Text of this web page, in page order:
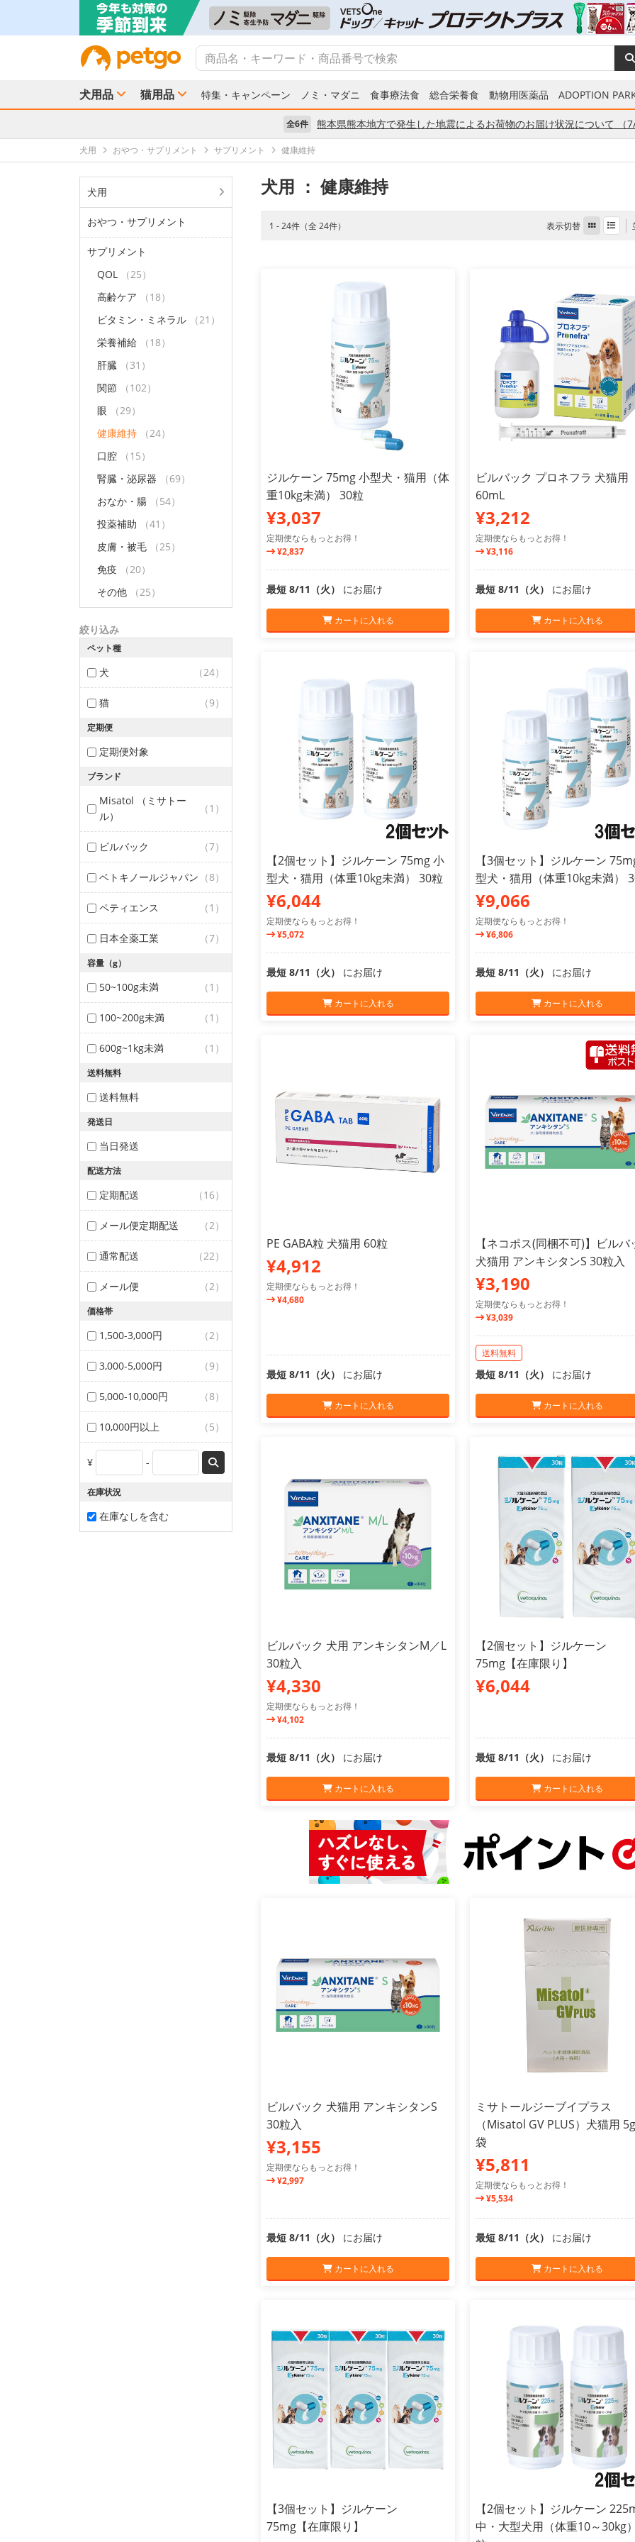
犬用品 猫用品 特集・キャンペーン ノミ・マダニ 食事療法食 総合栄養食 動物用医薬品 ADOPTION
全6件 熊本県熊本地方で発生した地震によるお荷物のお届け状況について （
犬用 おやつ・サプリメント サプリメント 健康維持
犬用
おやつ・サプリメント
サプリメント
QOL
（25）
高齢ケア
（18）
ビタミン・ミネラル
（21）
栄養補給
（18）
肝臓
（31）
関節
（102）
眼
（29）
健康維持
（24）
口腔
（15）
腎臓・泌尿器
（69）
おなか・腸
（54）
投薬補助
（41）
皮膚・被毛
（25）
免疫
（20）
その他
（25）
絞り込み
ペット種
犬 （24）
猫 （9）
定期便
定期便対象
ブランド
Misatol （ミサトー
ル）
（1）
ビルバック （7）
ベトキノールジャパン （8）
ペティエンス （1）
日本全薬工業 （7）
容量（g）
50~100g未満 （1）
100~200g未満 （1）
600g~1kg未満 （1）
送料無料
送料無料
発送日
当日発送
配送方法
定期配送 （16）
メール便定期配送 （2）
通常配送 （22）
メール便 （2）
価格帯
1,500-3,000円 （2）
3,000-5,000円 （9）
5,000-10,000円 （8）
10,000円以上 （5）
¥ -
在庫状況
在庫なしを含む
犬用 ： 健康維持
1 - 24件（全 24件） 表示切替
ジルケーン 75mg 小型犬・猫用（体
重10kg未満） 30粒
¥3,037
定期便ならもっとお得！
¥2,837
最短 8/11（火） にお届け
カートに入れる
ビルバック プロネフラ 犬猫用
60mL
¥3,212
定期便ならもっとお得！
¥3,116
最短 8/11（火） にお届け
カートに入れる
【2個セット】ジルケーン 75mg 小
型犬・猫用（体重10kg未満） 30粒
¥6,044
定期便ならもっとお得！
¥5,072
最短 8/11（火） にお届け
カートに入れる
【3個セット】ジルケーン
型犬・猫用（体重10kg未満）
¥9,066
定期便ならもっとお得！
¥6,806
最短 8/11（火） にお届け
カートに入れる
PE GABA粒 犬猫用 60粒
¥4,912
定期便ならもっとお得！
¥4,680
最短 8/11（火） にお届け
カートに入れる
【ネコポス(同梱不可)】ビルバ
犬猫用 アンキシタンS 30粒入
¥3,190
定期便ならもっとお得！
¥3,039
送料無料
最短 8/11（火） にお届け
カートに入れる
ビルバック 犬用 アンキシタンM／L
30粒入
¥4,330
定期便ならもっとお得！
¥4,102
最短 8/11（火） にお届け
カートに入れる
【2個セット】ジルケーン
75mg【在庫限り】
¥6,044
最短 8/11（火） にお届け
カートに入れる
ビルバック 犬猫用 アンキシタンS
30粒入
¥3,155
定期便ならもっとお得！
¥2,997
最短 8/11（火） にお届け
カートに入れる
ミサトールジーブイプラス
（Misatol GV PLUS）犬猫用
袋
¥5,811
定期便ならもっとお得！
¥5,534
最短 8/11（火） にお届け
カートに入れる
【3個セット】ジルケーン
75mg【在庫限り】
【2個セット】ジルケーン
中・大型犬用（体重10～30kg